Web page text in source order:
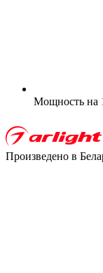
Мощность на
Произведено в